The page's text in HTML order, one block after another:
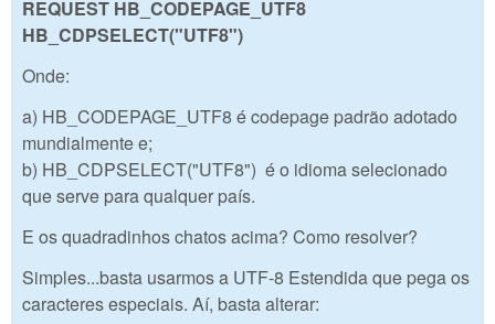
REQUEST HB_CODEPAGE_UTF8
HB_CDPSELECT("UTF8")
Onde:
a) HB_CODEPAGE_UTF8 é codepage padrão adotado
mundialmente e;
b) HB_CDPSELECT("UTF8") é o idioma selecionado
que serve para qualquer país.
E os quadradinhos chatos acima? Como resolver?
Simples...basta usarmos a UTF-8 Estendida que pega os
caracteres especiais. Aí, basta alterar: